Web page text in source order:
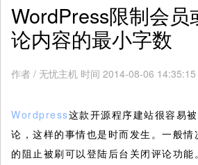
WordPress限制会员
论内容的最小字数
作者 / 无忧主机 时间 2014-08-06 14:35:15
Wordpress这款开源程序建站很容易
论，这样的事情也是时而发生。一般情
的阻止被刷可以登陆后台关闭评论功